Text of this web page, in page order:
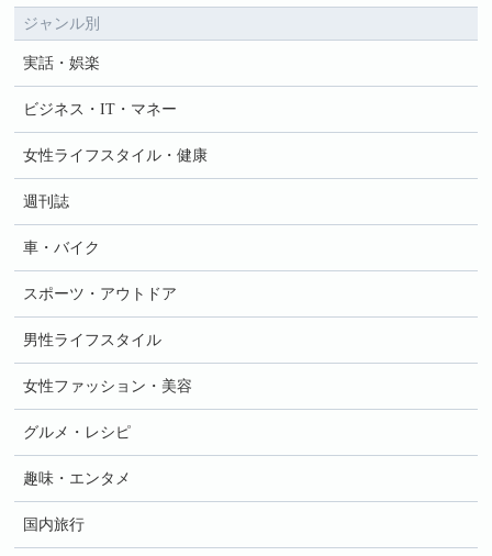
ジャンル別
実話・娯楽
ビジネス・IT・マネー
女性ライフスタイル・健康
週刊誌
車・バイク
スポーツ・アウトドア
男性ライフスタイル
女性ファッション・美容
グルメ・レシピ
趣味・エンタメ
国内旅行